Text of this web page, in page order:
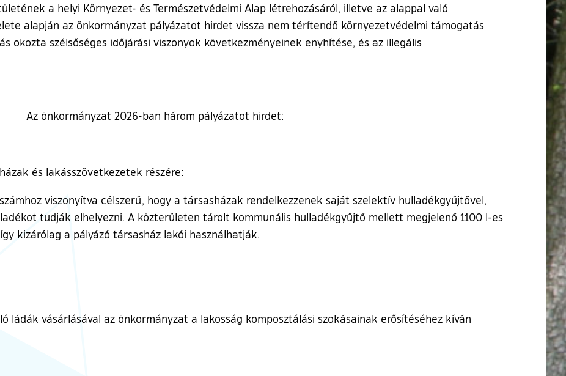
a helyi Környezet- és Természetvédelmi Alap létrehozásáról, illetve az alappal való
alapján az önkormányzat pályázatot hirdet vissza nem térítendő környezetvédelmi támogatás
okozta szélsőséges időjárási viszonyok következményeinek enyhítése, és az illegális
Az önkormányzat 2026-ban három pályázatot hirdet:
és lakásszövetkezetek részére:
viszonyítva célszerű, hogy a társasházak rendelkezzenek saját szelektív hulladékgyűjtővel,
tudják elhelyezni. A közterületen tárolt kommunális hulladékgyűjtő mellett megjelenő 1100 l-es
kizárólag a pályázó társasház lakói használhatják.
ládák vásárlásával az önkormányzat a lakosság komposztálási szokásainak erősítéséhez kíván